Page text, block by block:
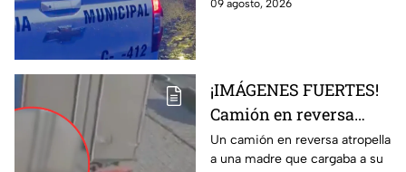
09 agosto, 2026
¡IMÁGENES FUERTES!
Camión en reversa
ATR0PELLA a madre
que cargaba a su BEBÉ
Un camión en reversa atropella
a una madre que cargaba a su